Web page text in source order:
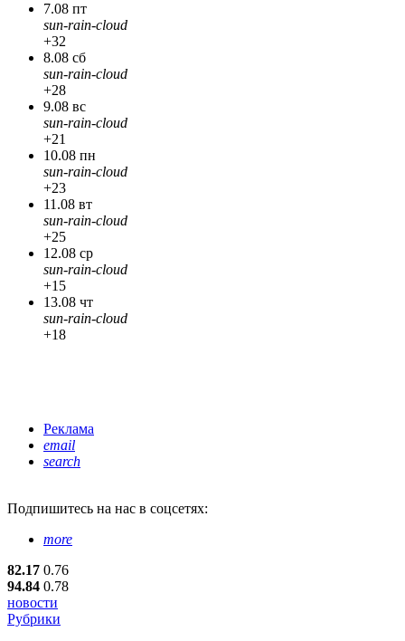
7.08 пт
sun-rain-cloud
+32
8.08 сб
sun-rain-cloud
+28
9.08 вс
sun-rain-cloud
+21
10.08 пн
sun-rain-cloud
+23
11.08 вт
sun-rain-cloud
+25
12.08 ср
sun-rain-cloud
+15
13.08 чт
sun-rain-cloud
+18
Реклама
email
search
Подпишитесь на нас в соцсетях:
more
82.17 0.76
94.84 0.78
новости
Рубрики